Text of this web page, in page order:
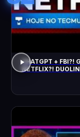
CHATGPT + FBI?!
NETFLIX?!